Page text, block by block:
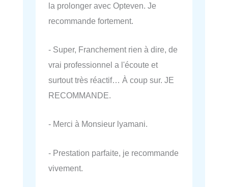
la prolonger avec Opteven. Je
recommande fortement.
- Super, Franchement rien à dire, de
vrai professionnel a l'écoute et
surtout très réactif… À coup sur. JE
RECOMMANDE.
- Merci à Monsieur lyamani.
- Prestation parfaite, je recommande
vivement.